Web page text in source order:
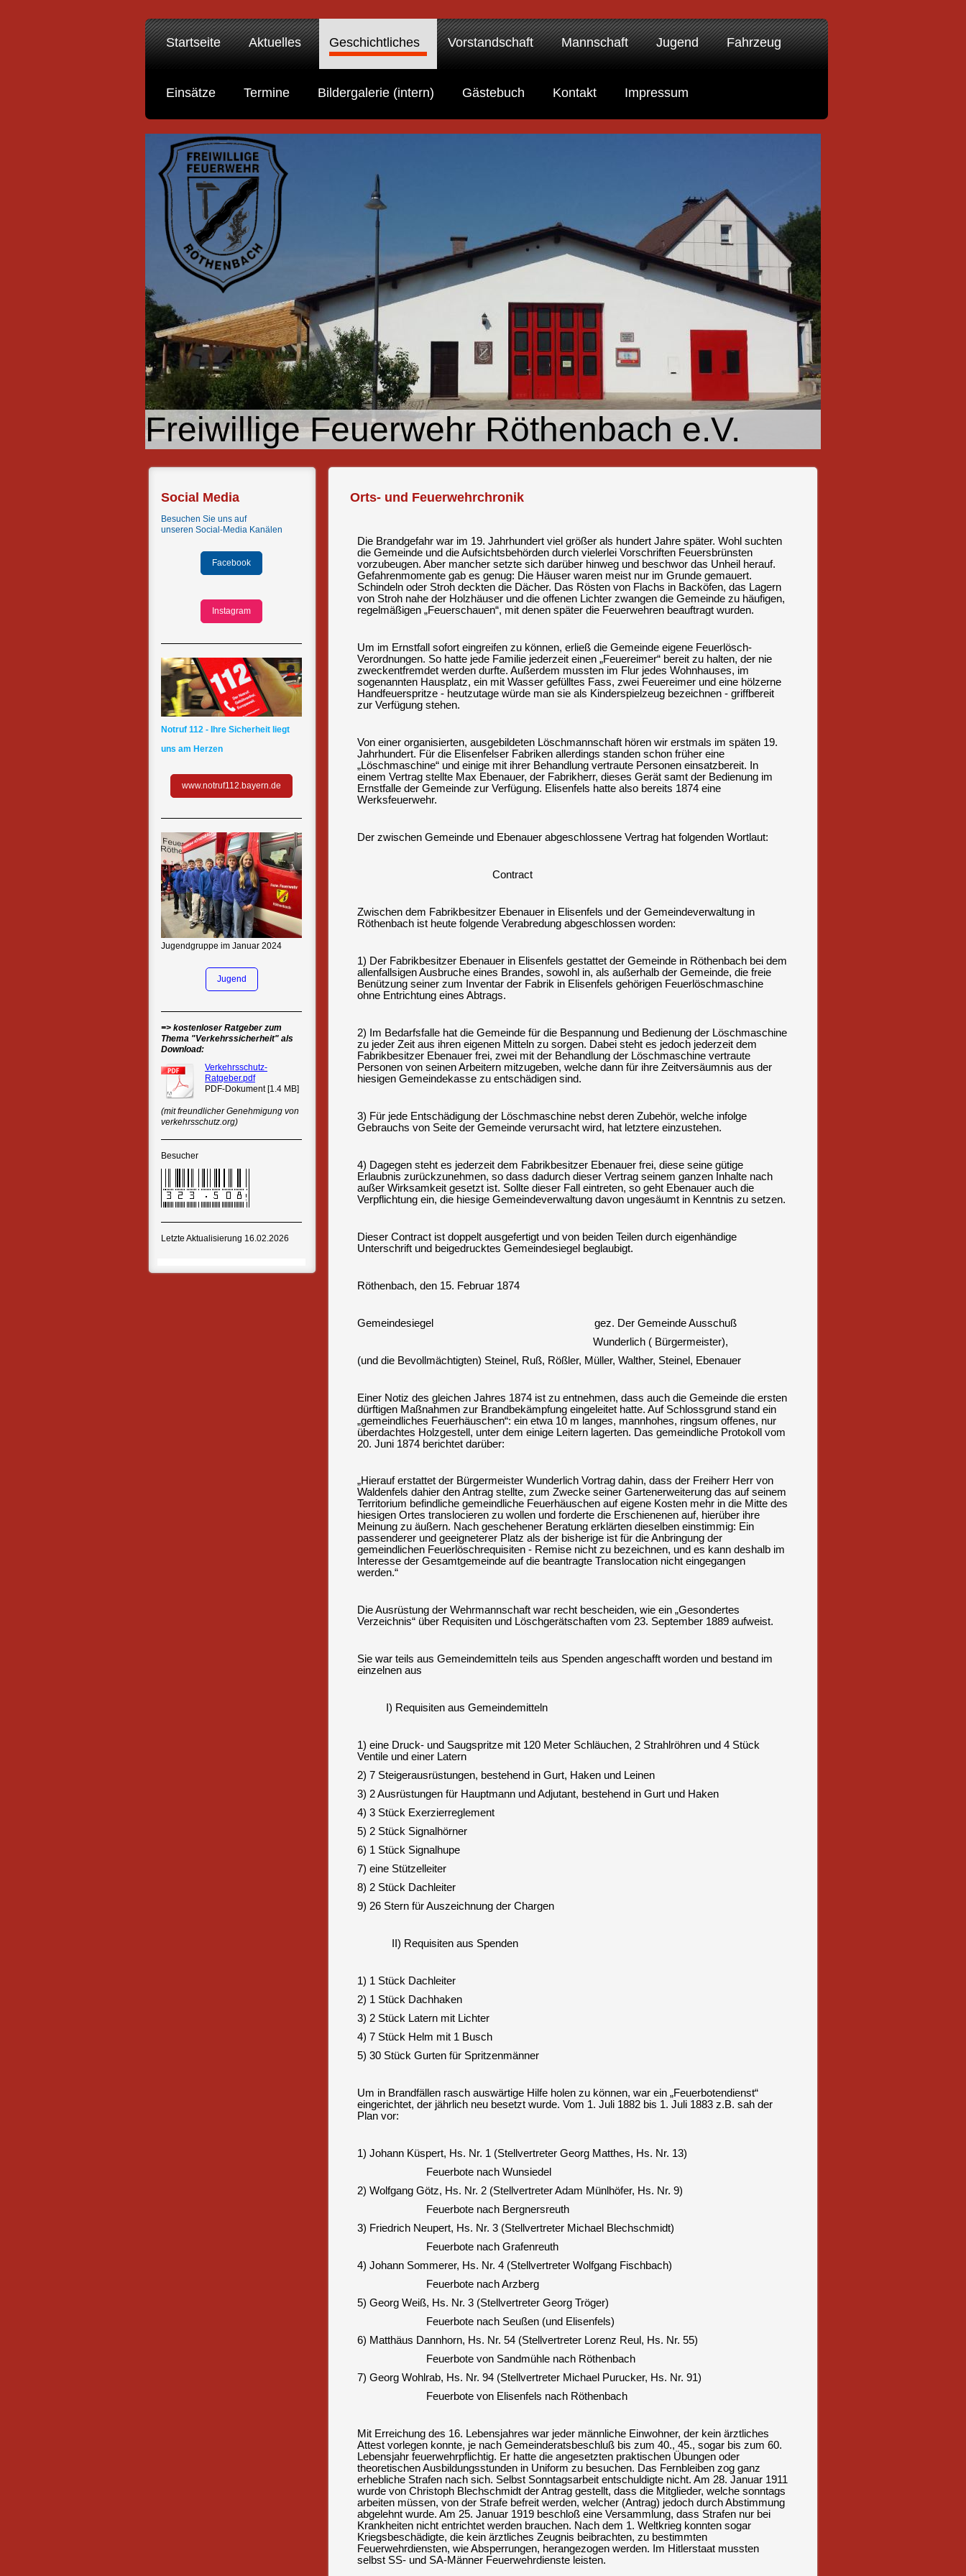
Startseite Aktuelles Geschichtliches Vorstandschaft Mannschaft Jugend Fahrzeug
Einsätze Termine Bildergalerie (intern) Gästebuch Kontakt Impressum
Freiwillige Feuerwehr Röthenbach e.V.
Social Media
Besuchen Sie uns auf
unseren Social-Media Kanälen
Facebook
Instagram
Notruf 112 - Ihre Sicherheit liegt
uns am Herzen
www.notruf112.bayern.de
Jugendgruppe im Januar 2024
Jugend
=> kostenloser Ratgeber zum
Thema "Verkehrssicherheit" als
Download:
Verkehrsschutz-
Ratgeber.pdf
PDF-Dokument [1.4 MB]
(mit freundlicher Genehmigung von
verkehrsschutz.org)
Besucher
Letzte Aktualisierung 16.02.2026
Orts- und Feuerwehrchronik
Die Brandgefahr war im 19. Jahrhundert viel größer als hundert Jahre später. Wohl suchten
die Gemeinde und die Aufsichtsbehörden durch vielerlei Vorschriften Feuersbrünsten
vorzubeugen. Aber mancher setzte sich darüber hinweg und beschwor das Unheil herauf.
Gefahrenmomente gab es genug: Die Häuser waren meist nur im Grunde gemauert.
Schindeln oder Stroh deckten die Dächer. Das Rösten von Flachs in Backöfen, das Lagern
von Stroh nahe der Holzhäuser und die offenen Lichter zwangen die Gemeinde zu häufigen,
regelmäßigen „Feuerschauen“, mit denen später die Feuerwehren beauftragt wurden.
Um im Ernstfall sofort eingreifen zu können, erließ die Gemeinde eigene Feuerlösch-
Verordnungen. So hatte jede Familie jederzeit einen „Feuereimer“ bereit zu halten, der nie
zweckentfremdet werden durfte. Außerdem mussten im Flur jedes Wohnhauses, im
sogenannten Hausplatz, ein mit Wasser gefülltes Fass, zwei Feuereimer und eine hölzerne
Handfeuerspritze - heutzutage würde man sie als Kinderspielzeug bezeichnen - griffbereit
zur Verfügung stehen.
Von einer organisierten, ausgebildeten Löschmannschaft hören wir erstmals im späten 19.
Jahrhundert. Für die Elisenfelser Fabriken allerdings standen schon früher eine
„Löschmaschine“ und einige mit ihrer Behandlung vertraute Personen einsatzbereit. In
einem Vertrag stellte Max Ebenauer, der Fabrikherr, dieses Gerät samt der Bedienung im
Ernstfalle der Gemeinde zur Verfügung. Elisenfels hatte also bereits 1874 eine
Werksfeuerwehr.
Der zwischen Gemeinde und Ebenauer abgeschlossene Vertrag hat folgenden Wortlaut:
Contract
Zwischen dem Fabrikbesitzer Ebenauer in Elisenfels und der Gemeindeverwaltung in
Röthenbach ist heute folgende Verabredung abgeschlossen worden:
1) Der Fabrikbesitzer Ebenauer in Elisenfels gestattet der Gemeinde in Röthenbach bei dem
allenfallsigen Ausbruche eines Brandes, sowohl in, als außerhalb der Gemeinde, die freie
Benützung seiner zum Inventar der Fabrik in Elisenfels gehörigen Feuerlöschmaschine
ohne Entrichtung eines Abtrags.
2) Im Bedarfsfalle hat die Gemeinde für die Bespannung und Bedienung der Löschmaschine
zu jeder Zeit aus ihren eigenen Mitteln zu sorgen. Dabei steht es jedoch jederzeit dem
Fabrikbesitzer Ebenauer frei, zwei mit der Behandlung der Löschmaschine vertraute
Personen von seinen Arbeitern mitzugeben, welche dann für ihre Zeitversäumnis aus der
hiesigen Gemeindekasse zu entschädigen sind.
3) Für jede Entschädigung der Löschmaschine nebst deren Zubehör, welche infolge
Gebrauchs von Seite der Gemeinde verursacht wird, hat letztere einzustehen.
4) Dagegen steht es jederzeit dem Fabrikbesitzer Ebenauer frei, diese seine gütige
Erlaubnis zurückzunehmen, so dass dadurch dieser Vertrag seinem ganzen Inhalte nach
außer Wirksamkeit gesetzt ist. Sollte dieser Fall eintreten, so geht Ebenauer auch die
Verpflichtung ein, die hiesige Gemeindeverwaltung davon ungesäumt in Kenntnis zu setzen.
Dieser Contract ist doppelt ausgefertigt und von beiden Teilen durch eigenhändige
Unterschrift und beigedrucktes Gemeindesiegel beglaubigt.
Röthenbach, den 15. Februar 1874
Gemeindesiegel
gez. Der Gemeinde Ausschuß
Wunderlich ( Bürgermeister),
(und die Bevollmächtigten) Steinel, Ruß, Rößler, Müller, Walther, Steinel, Ebenauer
Einer Notiz des gleichen Jahres 1874 ist zu entnehmen, dass auch die Gemeinde die ersten
dürftigen Maßnahmen zur Brandbekämpfung eingeleitet hatte. Auf Schlossgrund stand ein
„gemeindliches Feuerhäuschen“: ein etwa 10 m langes, mannhohes, ringsum offenes, nur
überdachtes Holzgestell, unter dem einige Leitern lagerten. Das gemeindliche Protokoll vom
20. Juni 1874 berichtet darüber:
„Hierauf erstattet der Bürgermeister Wunderlich Vortrag dahin, dass der Freiherr Herr von
Waldenfels dahier den Antrag stellte, zum Zwecke seiner Gartenerweiterung das auf seinem
Territorium befindliche gemeindliche Feuerhäuschen auf eigene Kosten mehr in die Mitte des
hiesigen Ortes translocieren zu wollen und forderte die Erschienenen auf, hierüber ihre
Meinung zu äußern. Nach geschehener Beratung erklärten dieselben einstimmig: Ein
passenderer und geeigneterer Platz als der bisherige ist für die Anbringung der
gemeindlichen Feuerlöschrequisiten - Remise nicht zu bezeichnen, und es kann deshalb im
Interesse der Gesamtgemeinde auf die beantragte Translocation nicht eingegangen
werden.“
Die Ausrüstung der Wehrmannschaft war recht bescheiden, wie ein „Gesondertes
Verzeichnis“ über Requisiten und Löschgerätschaften vom 23. September 1889 aufweist.
Sie war teils aus Gemeindemitteln teils aus Spenden angeschafft worden und bestand im
einzelnen aus
I) Requisiten aus Gemeindemitteln
1) eine Druck- und Saugspritze mit 120 Meter Schläuchen, 2 Strahlröhren und 4 Stück
Ventile und einer Latern
2) 7 Steigerausrüstungen, bestehend in Gurt, Haken und Leinen
3) 2 Ausrüstungen für Hauptmann und Adjutant, bestehend in Gurt und Haken
4) 3 Stück Exerzierreglement
5) 2 Stück Signalhörner
6) 1 Stück Signalhupe
7) eine Stützelleiter
8) 2 Stück Dachleiter
9) 26 Stern für Auszeichnung der Chargen
II) Requisiten aus Spenden
1) 1 Stück Dachleiter
2) 1 Stück Dachhaken
3) 2 Stück Latern mit Lichter
4) 7 Stück Helm mit 1 Busch
5) 30 Stück Gurten für Spritzenmänner
Um in Brandfällen rasch auswärtige Hilfe holen zu können, war ein „Feuerbotendienst“
eingerichtet, der jährlich neu besetzt wurde. Vom 1. Juli 1882 bis 1. Juli 1883 z.B. sah der
Plan vor:
1) Johann Küspert, Hs. Nr. 1 (Stellvertreter Georg Matthes, Hs. Nr. 13)
Feuerbote nach Wunsiedel
2) Wolfgang Götz, Hs. Nr. 2 (Stellvertreter Adam Münlhöfer, Hs. Nr. 9)
Feuerbote nach Bergnersreuth
3) Friedrich Neupert, Hs. Nr. 3 (Stellvertreter Michael Blechschmidt)
Feuerbote nach Grafenreuth
4) Johann Sommerer, Hs. Nr. 4 (Stellvertreter Wolfgang Fischbach)
Feuerbote nach Arzberg
5) Georg Weiß, Hs. Nr. 3 (Stellvertreter Georg Tröger)
Feuerbote nach Seußen (und Elisenfels)
6) Matthäus Dannhorn, Hs. Nr. 54 (Stellvertreter Lorenz Reul, Hs. Nr. 55)
Feuerbote von Sandmühle nach Röthenbach
7) Georg Wohlrab, Hs. Nr. 94 (Stellvertreter Michael Purucker, Hs. Nr. 91)
Feuerbote von Elisenfels nach Röthenbach
Mit Erreichung des 16. Lebensjahres war jeder männliche Einwohner, der kein ärztliches
Attest vorlegen konnte, je nach Gemeinderatsbeschluß bis zum 40., 45., sogar bis zum 60.
Lebensjahr feuerwehrpflichtig. Er hatte die angesetzten praktischen Übungen oder
theoretischen Ausbildungsstunden in Uniform zu besuchen. Das Fernbleiben zog ganz
erhebliche Strafen nach sich. Selbst Sonntagsarbeit entschuldigte nicht. Am 28. Januar 1911
wurde von Christoph Blechschmidt der Antrag gestellt, dass die Mitglieder, welche sonntags
arbeiten müssen, von der Strafe befreit werden, welcher (Antrag) jedoch durch Abstimmung
abgelehnt wurde. Am 25. Januar 1919 beschloß eine Versammlung, dass Strafen nur bei
Krankheiten nicht entrichtet werden brauchen. Nach dem 1. Weltkrieg konnten sogar
Kriegsbeschädigte, die kein ärztliches Zeugnis beibrachten, zu bestimmten
Feuerwehrdiensten, wie Absperrungen, herangezogen werden. Im Hitlerstaat mussten
selbst SS- und SA-Männer Feuerwehrdienste leisten.